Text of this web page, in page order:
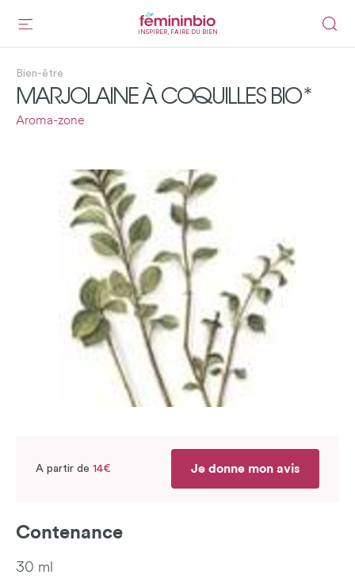
INSPIRER, FAIRE DU BIEN
Bien-être
MARJOLAINE À COQUILLES BIO*
Aroma-zone
A partir de 14€ Je donne mon avis
Contenance
30 ml